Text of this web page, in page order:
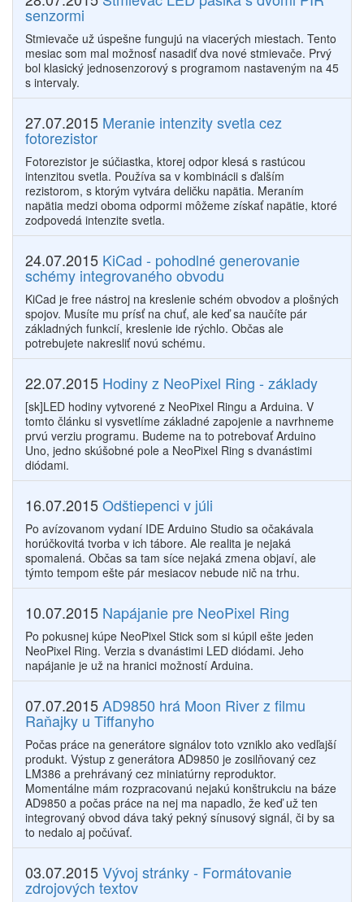
senzormi
Stmievače už úspešne fungujú na viacerých miestach. Tento
mesiac som mal možnosť nasadiť dva nové stmievače. Prvý
bol klasický jednosenzorový s programom nastaveným na 45
s intervaly.
27.07.2015 Meranie intenzity svetla cez
fotorezistor
Fotorezistor je súčiastka, ktorej odpor klesá s rastúcou
intenzitou svetla. Používa sa v kombinácii s ďalším
rezistorom, s ktorým vytvára deličku napätia. Meraním
napätia medzi oboma odpormi môžeme získať napätie, ktoré
zodpovedá intenzite svetla.
24.07.2015 KiCad - pohodlné generovanie
schémy integrovaného obvodu
KiCad je free nástroj na kreslenie schém obvodov a plošných
spojov. Musíte mu prísť na chuť, ale keď sa naučíte pár
základných funkcií, kreslenie ide rýchlo. Občas ale
potrebujete nakresliť novú schému.
22.07.2015 Hodiny z NeoPixel Ring - základy
[sk]LED hodiny vytvorené z NeoPixel Ringu a Arduina. V
tomto článku si vysvetlíme základné zapojenie a navrhneme
prvú verziu programu. Budeme na to potrebovať Arduino
Uno, jedno skúšobné pole a NeoPixel Ring s dvanástimi
diódami.
16.07.2015Odštiepenci v júli
Po avízovanom vydaní IDE Arduino Studio sa očakávala
horúčkovitá tvorba v ich tábore. Ale realita je nejaká
spomalená. Občas sa tam síce nejaká zmena objaví, ale
týmto tempom ešte pár mesiacov nebude nič na trhu.
10.07.2015 Napájanie pre NeoPixel Ring
Po pokusnej kúpe NeoPixel Stick som si kúpil ešte jeden
NeoPixel Ring. Verzia s dvanástimi LED diódami. Jeho
napájanie je už na hranici možností Arduina.
07.07.2015AD9850 hrá Moon River z filmu
Raňajky u Tiffanyho
Počas práce na generátore signálov toto vzniklo ako vedľajší
produkt. Výstup z generátora AD9850 je zosilňovaný cez
LM386 a prehrávaný cez miniatúrny reproduktor.
Momentálne mám rozpracovanú nejakú konštrukciu na báze
AD9850 a počas práce na nej ma napadlo, že keď už ten
integrovaný obvod dáva taký pekný sínusový signál, či by sa
to nedalo aj počúvať.
03.07.2015Vývoj stránky - Formátovanie
zdrojových textov